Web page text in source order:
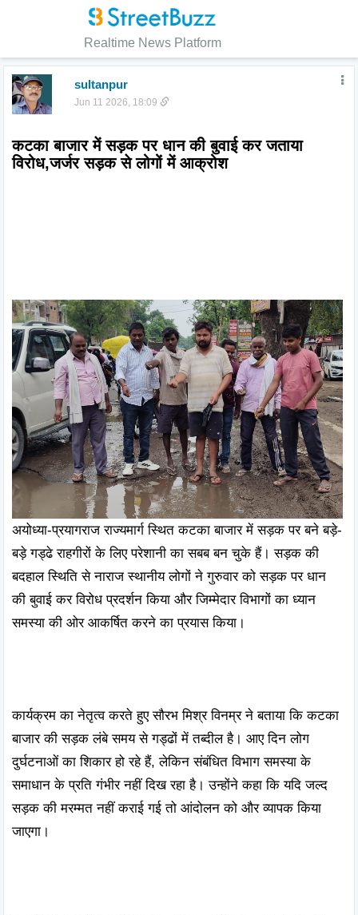
Realtime News Platform
sultanpur
Jun 11 2026, 18:09
कटका बाजार में सड़क पर धान की बुवाई कर जताया
अयोध्या-प्रयागराज राज्यमार्ग स्थित कटका बाजार में सड़क पर बने बड़े-
बड़े गड्ढे राहगीरों के लिए परेशानी का सबब बन चुके हैं। सड़क की
बदहाल स्थिति से नाराज स्थानीय लोगों ने गुरुवार को सड़क पर धान
की बुवाई कर विरोध प्रदर्शन किया और जिम्मेदार विभागों का ध्यान
समस्या की ओर आकर्षित करने का प्रयास किया।
कार्यक्रम का नेतृत्व करते हुए सौरभ मिश्र विनम्र ने बताया कि कटका
बाजार की सड़क लंबे समय से गड्ढों में तब्दील है। आए दिन लोग
दुर्घटनाओं का शिकार हो रहे हैं, लेकिन संबंधित विभाग समस्या के
समाधान के प्रति गंभीर नहीं दिख रहा है। उन्होंने कहा कि यदि जल्द
सड़क की मरम्मत नहीं कराई गई तो आंदोलन को और व्यापक किया
जाएगा।